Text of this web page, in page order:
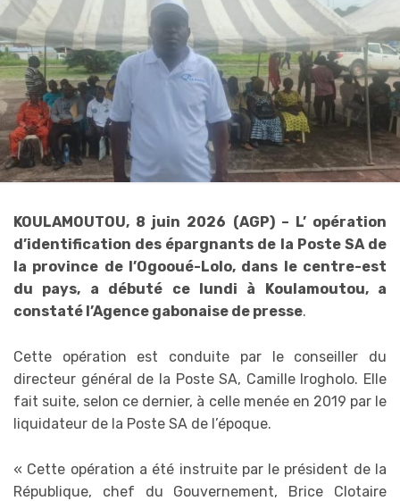
KOULAMOUTOU, 8 juin 2026 (AGP) – L’ opération
d’identification des épargnants de la Poste SA de
la province de l’Ogooué-Lolo, dans le centre-est
du pays, a débuté ce lundi à Koulamoutou, a
constaté l’Agence gabonaise de presse.
Cette opération est conduite par le conseiller du
directeur général de la Poste SA, Camille Irogholo. Elle
fait suite, selon ce dernier, à celle menée en 2019 par le
liquidateur de la Poste SA de l’époque.
« Cette opération a été instruite par le président de la
République, chef du Gouvernement, Brice Clotaire